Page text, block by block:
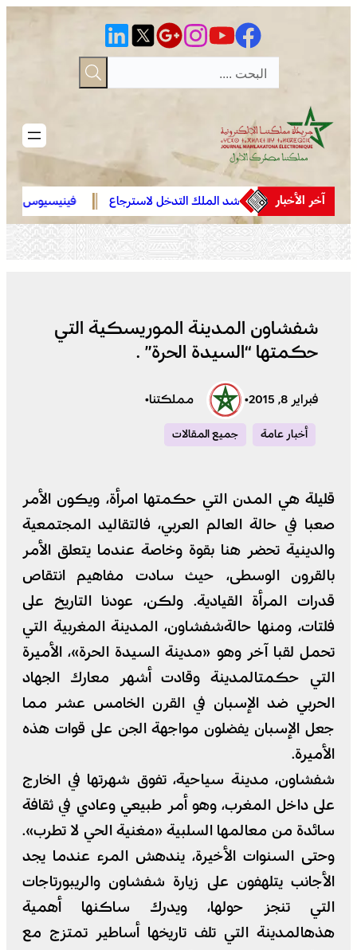
آخر الأخبار
عائلة فقير تناشد الملك التدخل لاسترجاع
الجثمان من إيطاليا والدفن بالمغرب
فينيسيوس جونيور يمدد
شفشاون المدينة الموريسكية التي
حكمتها “السيدة الحرة” .
فبراير 8, 2015 • مملكتنا•
أخبار عامة جميع المقالات
قليلة هي المدن التي حكمتها امرأة، ويكون الأمر
صعبا في حالة العالم العربي، فالتقاليد المجتمعية
والدينية تحضر هنا بقوة وخاصة عندما يتعلق الأمر
بالقرون الوسطى، حيث سادت مفاهيم انتقاص
قدرات المرأة القيادية. ولكن، عودنا التاريخ على
فلتات، ومنها حالةشفشاون، المدينة المغربية التي
تحمل لقبا آخر وهو «مدينة السيدة الحرة»، الأميرة
التي حكمتالمدينة وقادت أشهر معارك الجهاد
الحربي ضد الإسبان في القرن الخامس عشر مما
جعل الإسبان يفضلون مواجهة الجن على قوات هذه
الأميرة.
شفشاون، مدينة سياحية، تفوق شهرتها في الخارج
على داخل المغرب، وهو أمر طبيعي وعادي في ثقافة
سائدة من معالمها السلبية «مغنية الحي لا تطرب».
وحتى السنوات الأخيرة، يندهش المرء عندما يجد
الأجانب يتلهفون على زيارة شفشاون والريبورتاجات
التي تنجز حولها، ويدرك ساكنها أهمية
هذهالمدينة التي تلف تاريخها أساطير تمتزج مع